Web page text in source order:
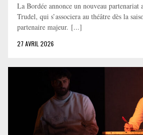
La Bordée annonce un nouveau partenariat
Trudel, qui s’associera au théâtre dès la
partenaire majeur. [...]
27 AVRIL 2026